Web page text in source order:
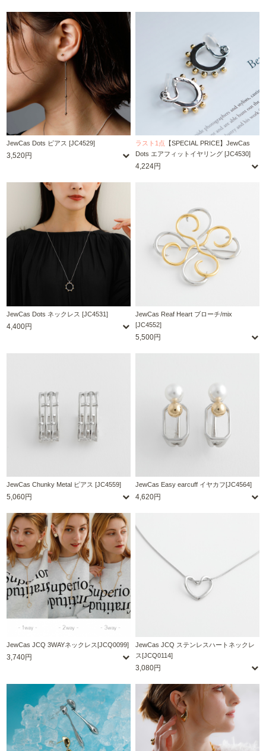
JewCas Dots ピアス [JC4529]
3,520円
ラスト1点
【SPECIAL PRICE】JewCas
Dots エアフィットイヤリング [JC4530]
4,224円
JewCas Dots ネックレス [JC4531]
4,400円
JewCas Reaf Heart ブローチ/mix
[JC4552]
5,500円
JewCas Chunky Metal ピアス [JC4559]
5,060円
JewCas Easy earcuff イヤカフ[JC4564]
4,620円
JewCas JCQ 3WAYネックレス[JCQ0099]
3,740円
JewCas JCQ ステンレスハートネックレ
ス[JCQ0114]
3,080円